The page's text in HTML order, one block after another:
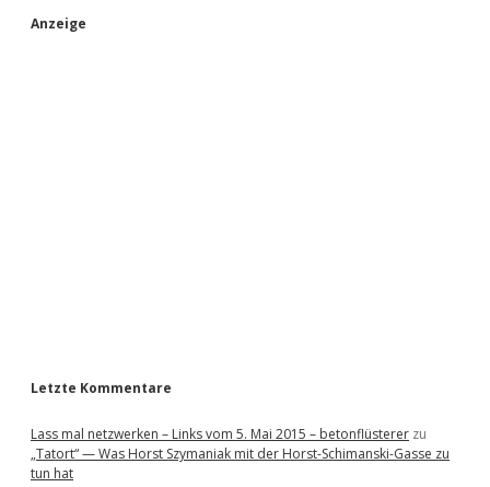
S
Anzeige
Letzte Kommentare
Lass mal netzwerken – Links vom 5. Mai 2015 – betonflüsterer zu
„Tatort“ — Was Horst Szymaniak mit der Horst-Schimanski-Gasse zu
tun hat